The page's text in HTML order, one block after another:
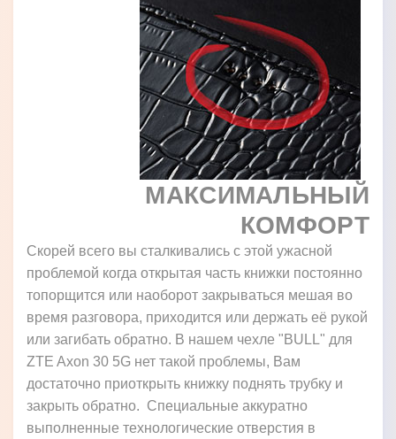
МАКСИМАЛЬНЫЙ
КОМФОРТ
Скорей всего вы сталкивались с этой ужасной
проблемой когда открытая часть книжки постоянно
топорщится или наоборот закрываться мешая во
время разговора, приходится или держать её рукой
или загибать обратно. В нашем чехле "BULL" для
ZTE Axon 30 5G нет такой проблемы, Вам
достаточно приоткрыть книжку поднять трубку и
закрыть обратно. Специальные аккуратно
выполненные технологические отверстия в